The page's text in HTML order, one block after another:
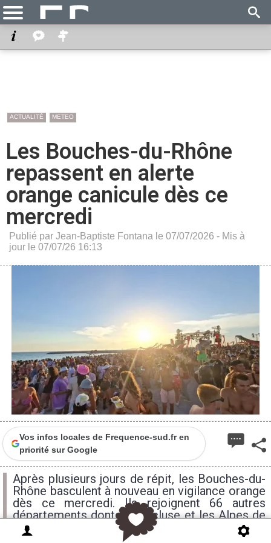
ACTUALITÉ METEO
Les Bouches-du-Rhône
repassent en alerte
orange canicule dès ce
mercredi
Publié par Jean-Baptiste Fontana le 07/07/2026 - Mis à
jour le 07/07/26 16:13
Vos infos locales de Frequence-sud.fr en
priorité sur Google
Après plusieurs jours de répit, les Bouches-du-
Rhône basculent à nouveau en vigilance orange
dès ce mercredi. Ils rejoignent 66 autres
départements dont le Vaucluse et les Alpes de
Haute Provence dans la région.